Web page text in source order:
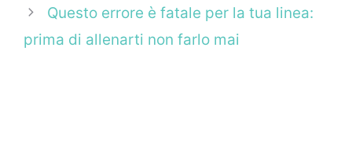
Questo errore è fatale per la tua linea:
prima di allenarti non farlo mai